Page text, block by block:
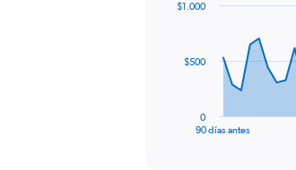
data
The
90 días antes
0
$500
$1.000